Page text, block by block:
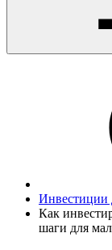
Инвестиции
Как
шаги для